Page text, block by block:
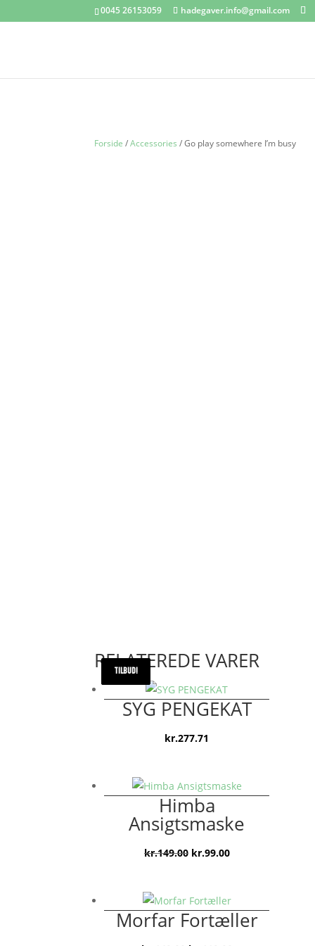
0045 26153059 hadegaver.info@gmail.com
Forside /Accessories / Go play somewhere I’m busy
RELATEREDE VARER
SYG PENGEKAT
kr.277.71
TILBUD!
Himba
Ansigtsmaske
kr.149.00 Den
var:
kr.149.00.
kr.99.00Den
er:
kr.99.00.
TILBUD!
Morfar Fortæller
TILBUD!